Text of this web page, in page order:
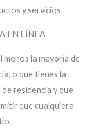
y servicios.
EN LÍNEA
la mayoría de
o que tienes la
residencia y que
que cualquiera